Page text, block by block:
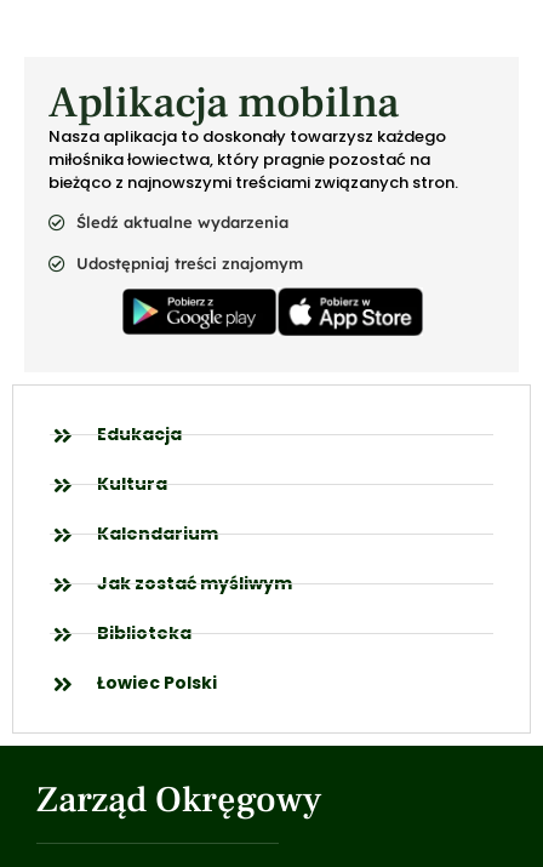
Aplikacja mobilna
Nasza aplikacja to doskonały towarzysz każdego
miłośnika łowiectwa, który pragnie pozostać na
bieżąco z najnowszymi treściami związanych stron.
Śledź aktualne wydarzenia
Udostępniaj treści znajomym
Edukacja
Kultura
Kalendarium
Jak zostać myśliwym
Biblioteka
Łowiec Polski
Zarząd Okręgowy